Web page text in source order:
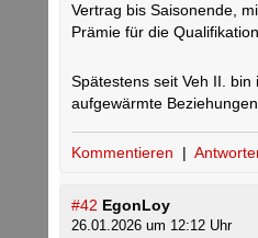
Vertrag bis Saisonende,
Prämie für die
Spätestens seit Veh II. bin
aufgewärmte Beziehungen.
Kommentieren |
#42 EgonLoy
26.01.2026 um 12:12 Uhr